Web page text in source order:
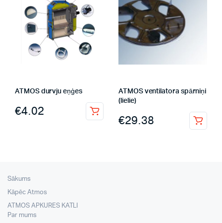
ATMOS durvju eņģes
€4.02
ATMOS ventilatora spārniņi
(lielie)
€29.38
Sākums
Kāpēc Atmos
ATMOS APKURES KATLI
Par mums